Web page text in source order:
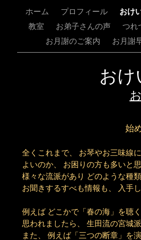
ホーム プロフィール おけ
教室
お弟子さんの声 つれ
お月謝のご案内
お月謝
おけ
始
全くこれまで、 お琴やお三味線
よいのか、 お困りの方も多いと
様々な流派があり どのような種
お聞きするすべも情報も、 入手
例えば どこかで「春の海」を聴
思われましたら、 生田流の宮城派
また、 例えば「三つの断章」を